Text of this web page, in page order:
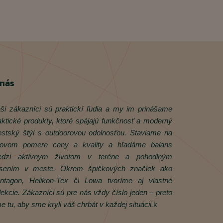
zákazníci sú praktickí ľudia a my im prinášame
produkty, ktoré spájajú funkčnosť a moderný
štýl s outdoorovou odolnosťou. Staviame na
pomere ceny a kvality a hľadáme balans
aktívnym životom v teréne a pohodlným
v meste. Okrem špičkových značiek ako
Helikon‑Tex či Lowa tvoríme aj vlastné
Zákazníci sú pre nás vždy číslo jeden – preto
tu, aby sme kryli váš chrbát v každej situácii.k